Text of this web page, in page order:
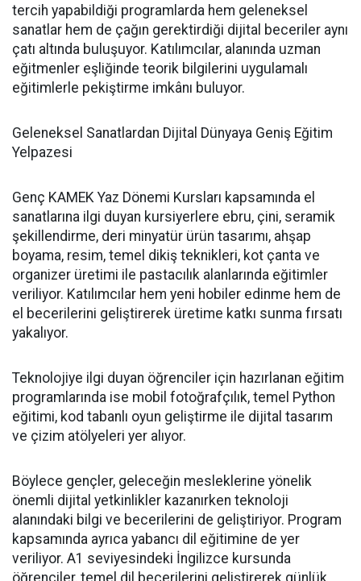
tercih yapabildiği programlarda hem geleneksel
sanatlar hem de çağın gerektirdiği dijital beceriler aynı
çatı altında buluşuyor. Katılımcılar, alanında uzman
eğitmenler eşliğinde teorik bilgilerini uygulamalı
eğitimlerle pekiştirme imkânı buluyor.
Geleneksel Sanatlardan Dijital Dünyaya Geniş Eğitim
Yelpazesi
Genç KAMEK Yaz Dönemi Kursları kapsamında el
sanatlarına ilgi duyan kursiyerlere ebru, çini, seramik
şekillendirme, deri minyatür ürün tasarımı, ahşap
boyama, resim, temel dikiş teknikleri, kot çanta ve
organizer üretimi ile pastacılık alanlarında eğitimler
veriliyor. Katılımcılar hem yeni hobiler edinme hem de
el becerilerini geliştirerek üretime katkı sunma fırsatı
yakalıyor.
Teknolojiye ilgi duyan öğrenciler için hazırlanan eğitim
programlarında ise mobil fotoğrafçılık, temel Python
eğitimi, kod tabanlı oyun geliştirme ile dijital tasarım
ve çizim atölyeleri yer alıyor.
Böylece gençler, geleceğin mesleklerine yönelik
önemli dijital yetkinlikler kazanırken teknoloji
alanındaki bilgi ve becerilerini de geliştiriyor. Program
kapsamında ayrıca yabancı dil eğitimine de yer
veriliyor. A1 seviyesindeki İngilizce kursunda
öğrenciler, temel dil becerilerini geliştirerek günlük